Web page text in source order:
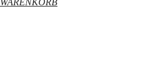
WARENKORB